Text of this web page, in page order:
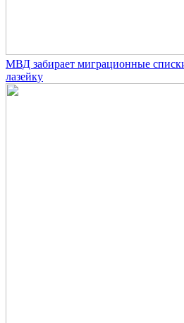
МВД забирает миграционные
лазейку